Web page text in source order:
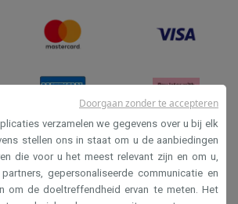
Verkoopsvoorwaarden
Privacy
verzamelen we gegevens over u bij elk
stellen ons in staat om u de aanbiedingen
die voor u het meest relevant zijn en om u,
gepersonaliseerde communicatie en
om de doeltreffendheid ervan te meten. Het
Doorgaan zonder te accepteren